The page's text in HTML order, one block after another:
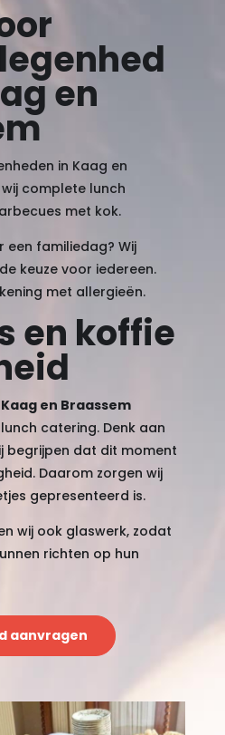
en
in Kaag en
complete lunch
met kok.
een familiedag? Wij
keuze voor iedereen.
met allergieën.
en koffie
en Braassem
catering. Denk aan
begrijpen dat dit moment
Daarom zorgen wij
gepresenteerd is.
wij ook glaswerk, zodat
richten op hun
aanvragen